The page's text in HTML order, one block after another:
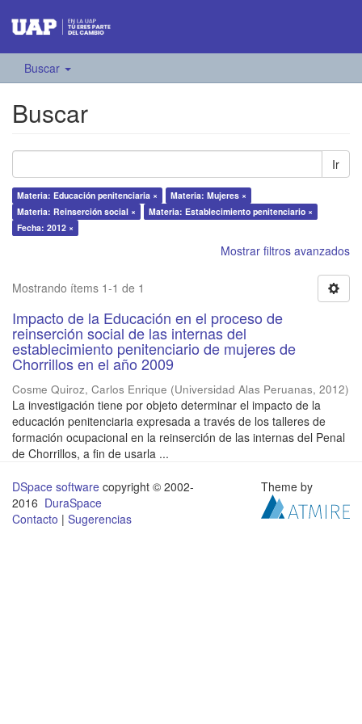
Buscar
Buscar
Ir
Materia: Educación penitenciaria ×
Materia: Mujeres ×
Materia: Reinserción social ×
Materia: Establecimiento penitenciario ×
Fecha: 2012 ×
Mostrar filtros avanzados
Mostrando ítems 1-1 de 1
Impacto de la Educación en el proceso de
reinserción social de las internas del
establecimiento penitenciario de mujeres de
Chorrillos en el año 2009
Cosme Quiroz, Carlos Enrique (Universidad Alas Peruanas, 2012)
La investigación tiene por objeto determinar el impacto de la
educación penitenciaria expresada a través de los talleres de
formación ocupacional en la reinserción de las internas del Penal
de Chorrillos, a fin de usarla ...
DSpace software copyright © 2002-
2016 DuraSpace
Contacto | Sugerencias
Theme by